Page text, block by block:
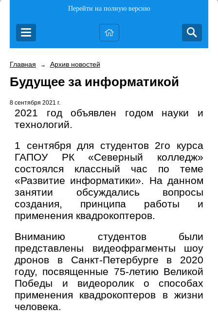
Перейти на полную версию
Главная → Архив новостей
Будущее за информатикой
8 сентября 2021 г.
2021 год объявлен годом науки и
технологий.
1 сентября для студентов 2го курса
ГАПОУ РК «Северный колледж»
состоялся классный час по теме
«Развитие информатики». На данном
занятии обсуждались вопросы
создания, принципа работы и
применения квадрокоптеров.
Вниманию студентов были
представлены видеофрагменты шоу
дронов в Санкт-Петербурге в 2020
году, посвященные 75-летию Великой
Победы и видеоролик о способах
применения квадрокоптеров в жизни
человека.